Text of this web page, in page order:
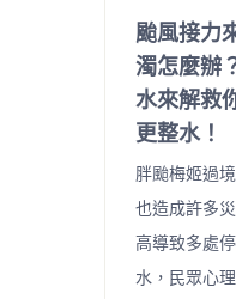
颱風接力
濁怎麼辦
水來解救
更整水！
胖颱梅姬過
也造成許多
高導致多處
水，民眾心